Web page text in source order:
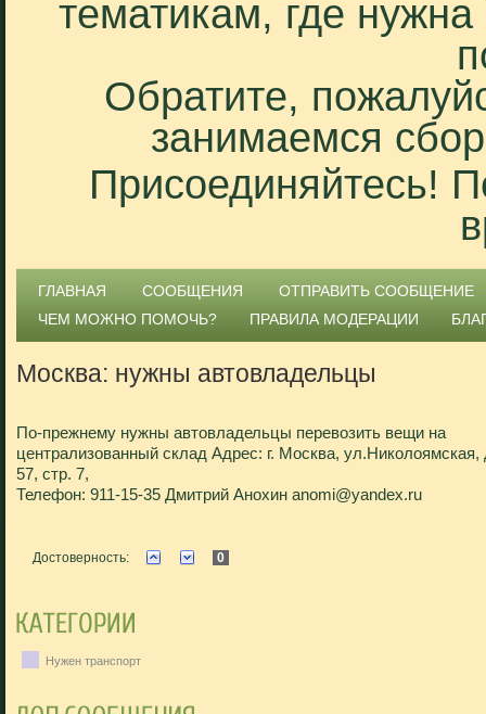
тематикам, где
Обратите,
занимаемся
Присоединяйтесь!
ГЛАВНАЯ СООБЩЕНИЯ
ОТПРАВИТЬ СООБЩЕНИЕ
ЧЕМ МОЖНО ПОМОЧЬ?
ПРАВИЛА МОДЕРАЦИИ
Москва: нужны автовладельцы
По-прежнему нужны автовладельцы перевозить вещи на
централизованный склад Адрес: г. Москва, ул.Николоямская,
57, стр. 7,
Телефон: 911-15-35 Дмитрий Анохин anomi@yandex.ru
Достоверность: 0
Нужен транспорт